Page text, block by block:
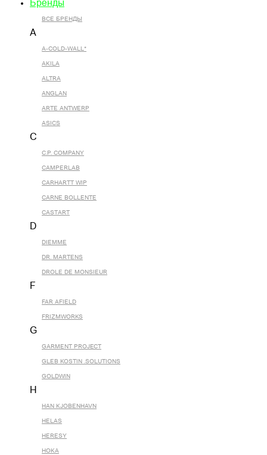
Бренды
ВСЕ БРЕНДЫ
A
A-COLD-WALL*
AKILA
ALTRA
ANGLAN
ARTE ANTWERP
ASICS
C
C.P. COMPANY
CAMPERLAB
CARHARTT WIP
CARNE BOLLENTE
CASTART
D
DIEMME
DR. MARTENS
DROLE DE MONSIEUR
F
FAR AFIELD
FRIZMWORKS
G
GARMENT PROJECT
GLEB KOSTIN .SOLUTIONS
GOLDWIN
H
HAN KJOBENHAVN
HELAS
HERESY
HOKA